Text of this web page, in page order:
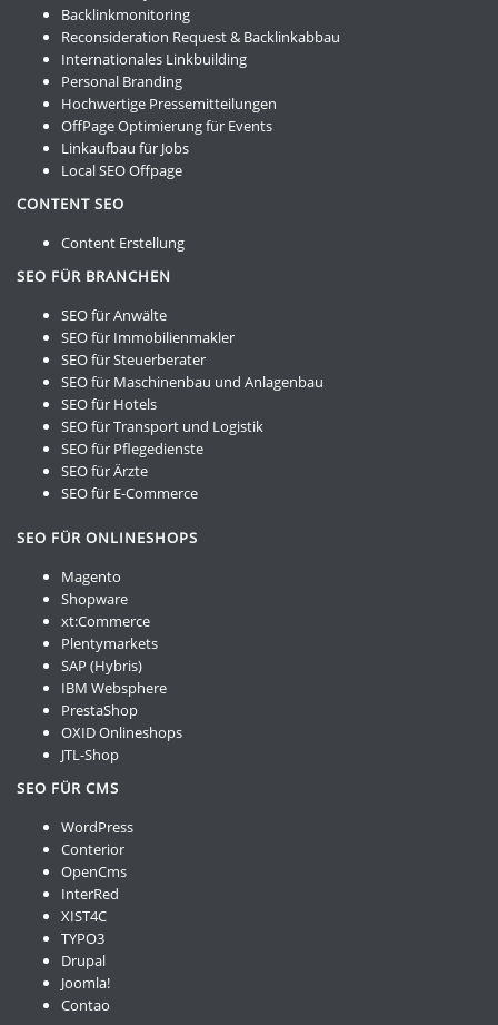
Backlinkmonitoring
Reconsideration Request & Backlinkabbau
Internationales Linkbuilding
Personal Branding
Hochwertige Pressemitteilungen
OffPage Optimierung für Events
Linkaufbau für Jobs
Local SEO Offpage
CONTENT SEO
Content Erstellung
SEO FÜR BRANCHEN
SEO für Anwälte
SEO für Immobilienmakler
SEO für Steuerberater
SEO für Maschinenbau und Anlagenbau
SEO für Hotels
SEO für Transport und Logistik
SEO für Pflegedienste
SEO für Ärzte
SEO für E-Commerce
SEO FÜR ONLINESHOPS
Magento
Shopware
xt:Commerce
Plentymarkets
SAP (Hybris)
IBM Websphere
PrestaShop
OXID Onlineshops
JTL-Shop
SEO FÜR CMS
WordPress
Conterior
OpenCms
InterRed
XIST4C
TYPO3
Drupal
Joomla!
Contao